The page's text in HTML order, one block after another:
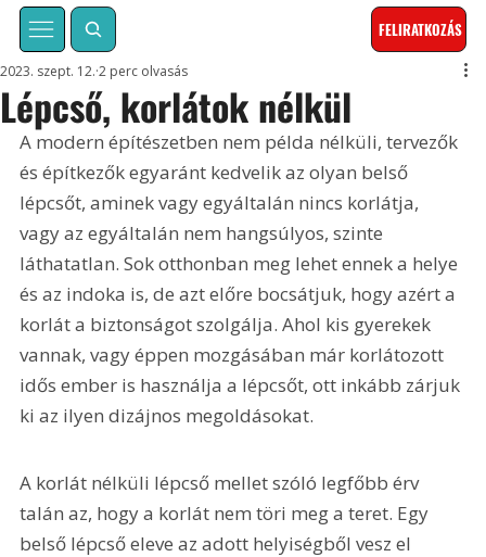
FELIRATKOZÁS
Lépcső, korlátok nélkül
2023. szept. 12. 2 perc olvasás
A modern építészetben nem példa nélküli, tervezők
és építkezők egyaránt kedvelik az olyan belső
lépcsőt, aminek vagy egyáltalán nincs korlátja,
vagy az egyáltalán nem hangsúlyos, szinte
láthatatlan. Sok otthonban meg lehet ennek a helye
és az indoka is, de azt előre bocsátjuk, hogy azért a
korlát a biztonságot szolgálja. Ahol kis gyerekek
vannak, vagy éppen mozgásában már korlátozott
idős ember is használja a lépcsőt, ott inkább zárjuk
ki az ilyen dizájnos megoldásokat.
A korlát nélküli lépcső mellet szóló legfőbb érv
talán az, hogy a korlát nem töri meg a teret. Egy
belső lépcső eleve az adott helyiségből vesz el